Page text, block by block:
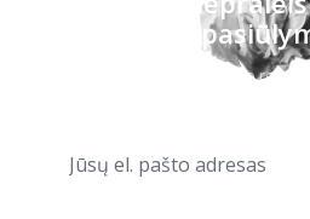
Naujienlaiškius siunčiame retai,